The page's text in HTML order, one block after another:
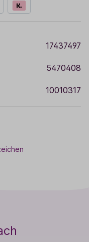
17437497
5470408
10010317